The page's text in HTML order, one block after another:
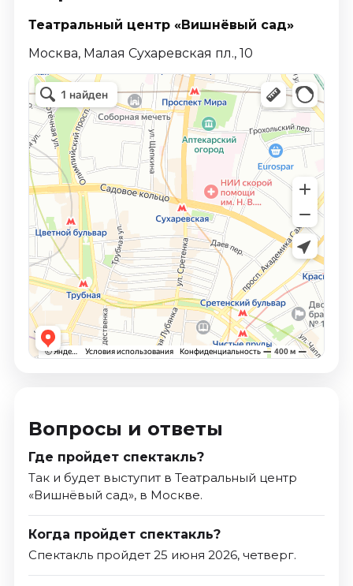
Театральный центр «Вишнёвый сад»
Москва, Малая Сухаревская пл., 10
Вопросы и ответы
Где пройдет спектакль?
Так и будет выступит в Театральный центр
«Вишнёвый сад», в Москве.
Когда пройдет спектакль?
Спектакль пройдет 25 июня 2026, четверг.